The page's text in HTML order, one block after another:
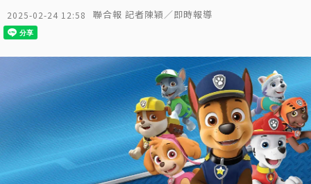
2025-02-24 12:58 聯合報 記者陳穎／即時報導